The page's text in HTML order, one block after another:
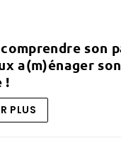
a(m)énager son
!
PLUS